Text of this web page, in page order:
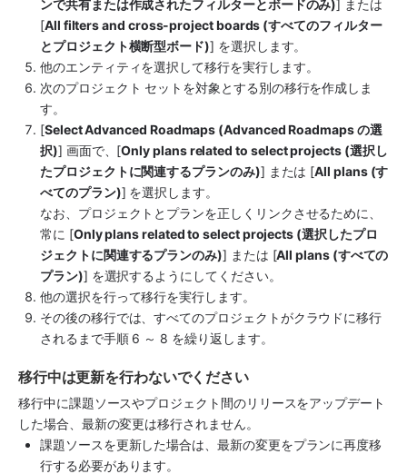
ンで共有または作成されたフィルターとボードのみ)] または
[All filters and cross-project boards (すべてのフィルター
とプロジェクト横断型ボード)] を選択します。
他のエンティティを選択して移行を実行します。
次のプロジェクト セットを対象とする別の移行を作成しま
す。
[Select Advanced Roadmaps (Advanced Roadmaps の選
択)] 画面で、[Only plans related to select projects (選択し
たプロジェクトに関連するプランのみ)] または [All plans (す
べてのプラン)] を選択します。
なお、プロジェクトとプランを正しくリンクさせるために、
常に [Only plans related to select projects (選択したプロ
ジェクトに関連するプランのみ)] または [All plans (すべての
プラン)] を選択するようにしてください。
他の選択を行って移行を実行します。
その後の移行では、すべてのプロジェクトがクラウドに移行
されるまで手順 6 ～ 8 を繰り返します。
移行中は更新を行わないでください
移行中に課題ソースやプロジェクト間のリリースをアップデート
した場合、最新の変更は移行されません。
課題ソースを更新した場合は、最新の変更をプランに再度移
行する必要があります。